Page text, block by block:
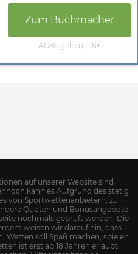
Zum Buchmacher
AGBs gelten | 18+
auf unserer Website sind
kann es Aufgrund des stetig
von Sportwettenanbietern, zu
Quoten und Bonusangebote
nochmals geprüft werden. Die
weisen wir darauf hin, dass
soll Spaß machen, spielen
ist erst ab 18 Jahren erlaubt.